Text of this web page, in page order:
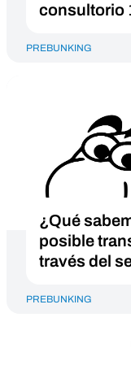
consultorio
PREBUNKING
¿Qué
posible
través del
PREBUNKING